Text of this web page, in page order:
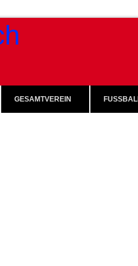
GESAMTVEREIN FUSSBALL